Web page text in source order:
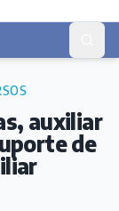
auxiliar
de